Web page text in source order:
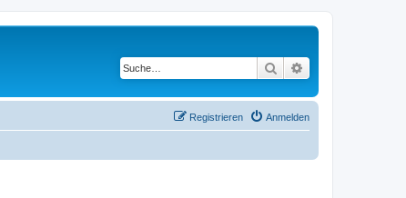
Suche
Anmelden
Registrieren